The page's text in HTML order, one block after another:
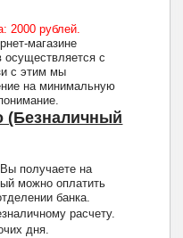
2000 рублей.
магазине
осуществляется с
с этим мы
на минимальную
(Безналичный
получаете на
можно оплатить
банка.
расчету.
дня.